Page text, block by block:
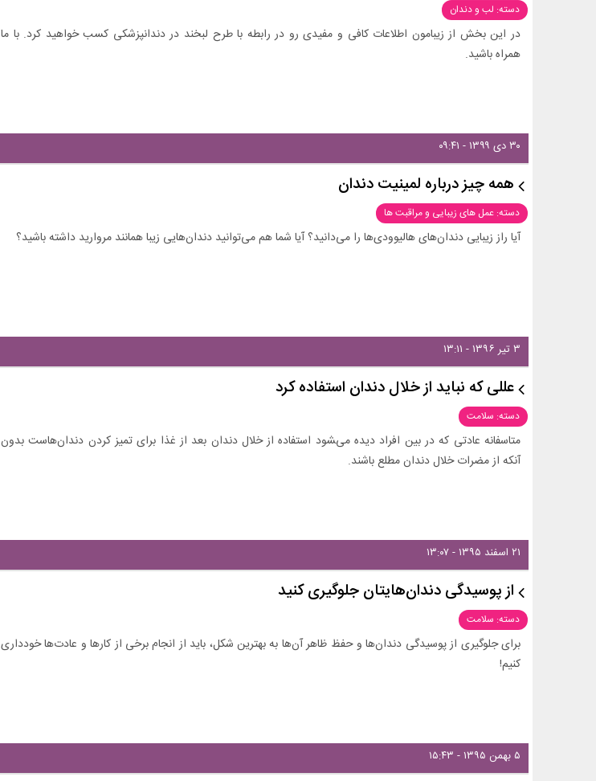
دسته: لب و دندان
در این بخش از زیبامون اطلاعات کافی و مفیدی رو در رابطه با طرح لبخند در دندانپزشکی کسب خواهید کرد. با ما
همراه باشید.
۳۰ دی ۱۳۹۹ - ۰۹:۴۱
همه چیز درباره لمینیت دندان
دسته: عمل های زیبایی و مراقبت ها
آیا راز زیبایی دندان‌های هالیوودی‌ها را می‌دانید؟ آیا شما هم می‌توانید دندان‌هایی زیبا همانند مروارید داشته باشید؟
۳ تیر ۱۳۹۶ - ۱۳:۱۱
عللی که نباید از خلال دندان استفاده کرد
دسته: سلامت
متاسفانه عادتی که در بین افراد دیده می‌‍شود استفاده از خلال دندان بعد از غذا برای تمیز کردن دندان‌هاست بدون
آنکه از مضرات خلال دندان مطلع باشند.
۲۱ اسفند ۱۳۹۵ - ۱۳:۰۷
از پوسیدگی دندان‌هایتان جلوگیری کنید
دسته: سلامت
برای جلوگیری از پوسیدگی دندان‌ها و حفظ ظاهر آن‌ها به بهترین شکل، باید از انجام برخی از کارها و عادت‌ها خودداری
کنیم!
۵ بهمن ۱۳۹۵ - ۱۵:۴۳